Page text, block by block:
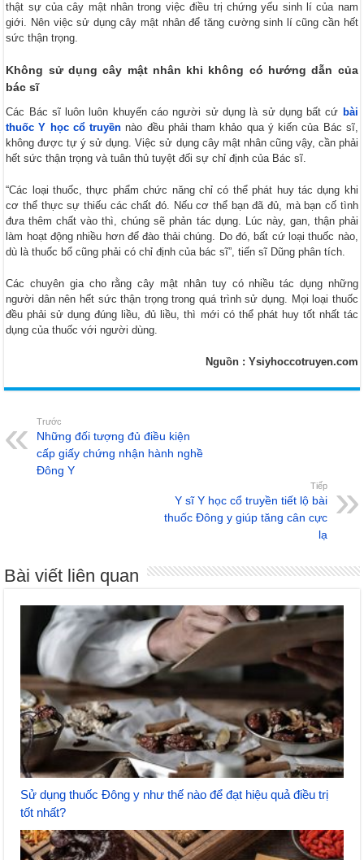
thật sự của cây mật nhân trong việc điều trị chứng yếu sinh lí của nam
giới. Nên việc sử dụng cây mật nhân để tăng cường sinh lí cũng cần hết
sức thận trọng.
Không sử dụng cây mật nhân khi không có hướng dẫn của
bác sĩ
Các Bác sĩ luôn luôn khuyến cáo người sử dụng là sử dụng bất cứ bài
thuốc Y học cổ truyền nào đều phải tham khảo qua ý kiến của Bác sĩ,
không được tự ý sử dụng. Việc sử dụng cây mật nhân cũng vậy, cần phải
hết sức thận trọng và tuân thủ tuyệt đối sự chỉ định của Bác sĩ.
“Các loại thuốc, thực phẩm chức năng chỉ có thể phát huy tác dụng khi
cơ thể thực sự thiếu các chất đó. Nếu cơ thể bạn đã đủ, mà bạn cố tình
đưa thêm chất vào thì, chúng sẽ phản tác dụng. Lúc này, gan, thận phải
làm hoạt động nhiều hơn để đào thải chúng. Do đó, bất cứ loại thuốc nào,
dù là thuốc bổ cũng phải có chỉ định của bác sĩ”, tiến sĩ Dũng phân tích.
Các chuyên gia cho rằng cây mật nhân tuy có nhiều tác dụng những
người dân nên hết sức thận trọng trong quá trình sử dụng. Mọi loại thuốc
đều phải sử dụng đúng liều, đủ liều, thì mới có thể phát huy tốt nhất tác
dụng của thuốc với người dùng.
Nguồn : Ysiyhoccotruyen.com
Trước
Những đối tượng đủ điều kiện
cấp giấy chứng nhận hành nghề
Đông Y
Tiếp
Y sĩ Y học cổ truyền tiết lộ bài
thuốc Đông y giúp tăng cân cực
lạ
Bài viết liên quan
Sử dụng thuốc Đông y như thế nào để đạt hiệu quả điều trị
tốt nhất?